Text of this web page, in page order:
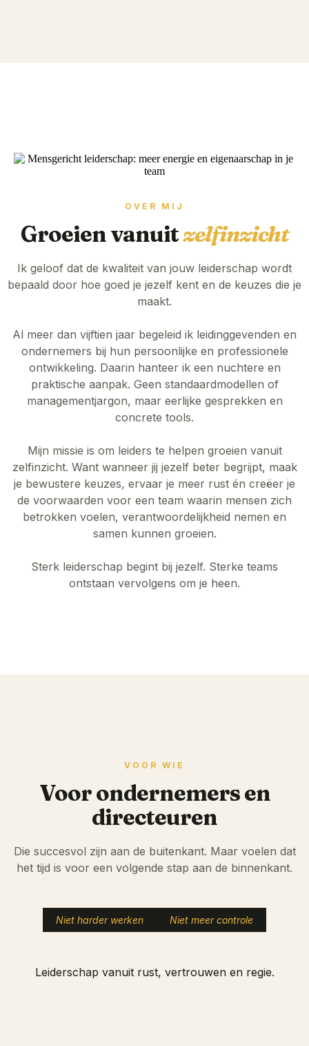
OVER MIJ
Groeien vanuitzelfinzicht
Ik geloof dat de kwaliteit van jouw leiderschap wordt
bepaald door hoe goed je jezelf kent en de keuzes die je
maakt.
Al meer dan vijftien jaar begeleid ik leidinggevenden en
ondernemers bij hun persoonlijke en professionele
ontwikkeling. Daarin hanteer ik een nuchtere en
praktische aanpak. Geen standaardmodellen of
managementjargon, maar eerlijke gesprekken en
concrete tools.
Mijn missie is om leiders te helpen groeien vanuit
zelfinzicht. Want wanneer jij jezelf beter begrijpt, maak
je bewustere keuzes, ervaar je meer rust én creëer je
de voorwaarden voor een team waarin mensen zich
betrokken voelen, verantwoordelijkheid nemen en
samen kunnen groeien.
Sterk leiderschap begint bij jezelf. Sterke teams
ontstaan vervolgens om je heen.
VOOR WIE
Voor ondernemers en
directeuren
Die succesvol zijn aan de buitenkant. Maar voelen dat
het tijd is voor een volgende stap aan de binnenkant.
Niet harder werken Niet meer controle
Leiderschap vanuit rust, vertrouwen en regie.